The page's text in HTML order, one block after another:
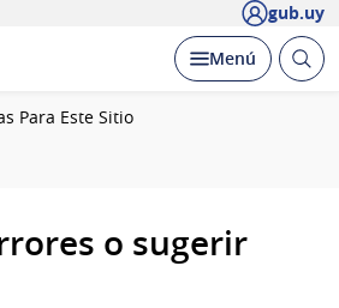
gub.uy
Desplegar
Menú Abrir
Para Este Sitio
o sugerir